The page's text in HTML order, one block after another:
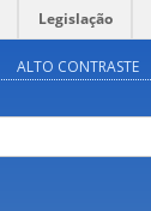
Legislação
ALTO CONTRASTE